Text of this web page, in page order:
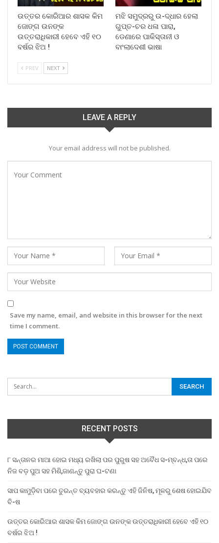
ଉତ୍ତର କୋରିଆର ଶାସକ କିମ
ଜୋଙ୍ଗ ଉନଙ୍କ
ଉତ୍ତରାଧିକାରୀ ହେବେ ଏହି ୧୦
ବର୍ଷର ଝିଅ !
ମଝି ସମୁଦ୍ରରୁ ଉ-ଦ୍ଧାର ହେଲା
ଗୁପ୍ତ-ଚର ଧଳା ପାରା,
ଡେଣାରେ ପାକିସ୍ତାନୀ ଓ
ବାଂଲାଦେଶୀ ଭାଷା
PREV NEXT
LEAVE A REPLY
Your email address will not be published.
Save my name, email, and website in this browser for the next
time I comment.
RECENT POSTS
୮ ସନ୍ତାନର ମାଆ ହୋଇ ମଧ୍ୟ ରଖିଲା ପର ପୁରୁଷ ସହ ଅବୈଧ ସ-ମ୍ବନ୍ଧ,ତା ପରେ
ନିଜ ବଡ଼ ପୁଅ ସହ ମିଶି,ଜାଣନ୍ତୁ ପୁରା ଘ-ଟଣା
ସାପ କାମୁଡ଼ିବା ପରେ ତୁରନ୍ତ ବ୍ୟବହାର କରନ୍ତୁ ଏହି ଜିନିଷ, ମୂଳରୁ ଶେଷ ହୋଇଯିବ
ବି-ଷ
ଉତ୍ତର କୋରିଆର ଶାସକ କିମ ଜୋଙ୍ଗ ଉନଙ୍କ ଉତ୍ତରାଧିକାରୀ ହେବେ ଏହି ୧୦
ବର୍ଷର ଝିଅ !